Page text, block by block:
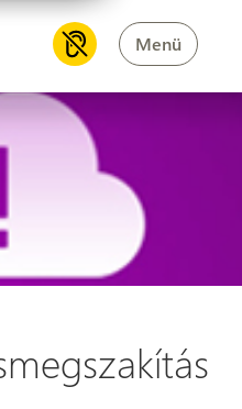
Menü